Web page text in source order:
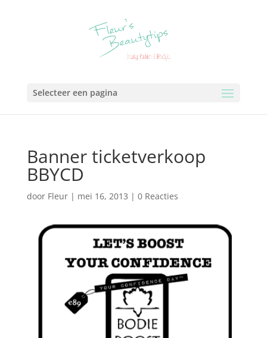
Selecteer een pagina
Banner ticketverkoop
BBYCD
door Fleur| mei 16, 2013 | 0 Reacties